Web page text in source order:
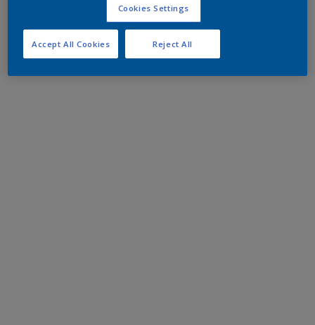
Cookies Settings
Reject All
Accept All Cookies